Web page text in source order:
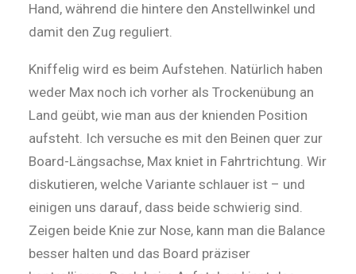
Hand, während die hin­te­re den Anstellwinkel und
damit den Zug reguliert.
Kniffelig wird es beim Aufstehen. Natürlich haben
weder Max noch ich vorher als Trockenübung an
Land geübt, wie man aus der knien­den Position
aufsteht. Ich ver­su­che es mit den Beinen quer zur
Board-Längsachse, Max kniet in Fahrt­richtung. Wir
diskutieren, welche Variante schlauer ist – und
einigen uns darauf, dass beide schwie­rig sind.
Zeigen beide Knie zur Nose, kann man die Balance
besser halten und das Board präziser